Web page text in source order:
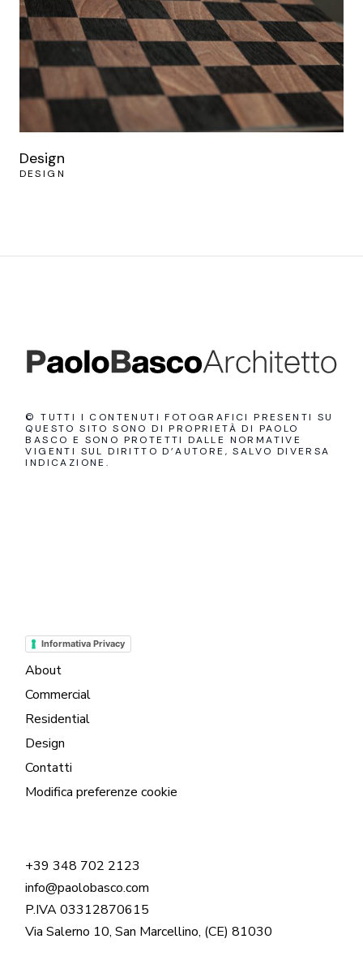
Design
DESIGN
© TUTTI I CONTENUTI FOTOGRAFICI PRESENTI SU
QUESTO SITO SONO DI PROPRIETÀ DI PAOLO
BASCO E SONO PROTETTI DALLE NORMATIVE
VIGENTI SUL DIRITTO D’AUTORE, SALVO DIVERSA
INDICAZIONE.
Informativa Privacy
About
Commercial
Residential
Design
Contatti
Modifica preferenze cookie
+39 348 702 2123
info@paolobasco.com
P.IVA 03312870615
Via Salerno 10, San Marcellino, (CE) 81030